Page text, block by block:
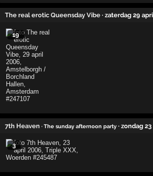
The real erotic Queensday Vibe · zaterdag 29
19
7th Heaven · The sunday afternoon party · zondag
3